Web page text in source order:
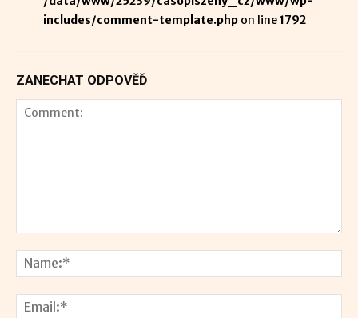
includes/comment-template.php on line1792
ZANECHAT ODPOVĚĎ